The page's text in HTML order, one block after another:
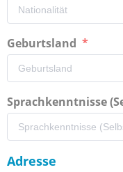
Geburtsland
Sprachkenntnisse
Adresse